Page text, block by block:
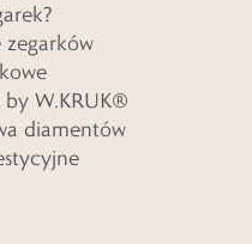
zegarków
W.KRUK®
diamentów